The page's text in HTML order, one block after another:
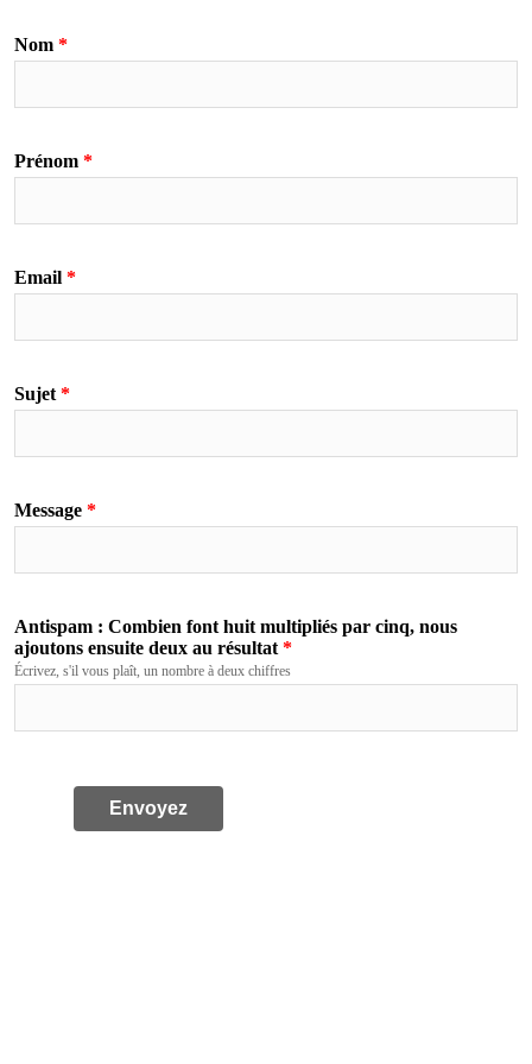
Nom
Prénom
Email
Sujet
Message
Antispam : Combien font huit multipliés par cinq, nous
ajoutons ensuite deux au résultat
Écrivez, s'il vous plaît, un nombre à deux chiffres
Envoyez